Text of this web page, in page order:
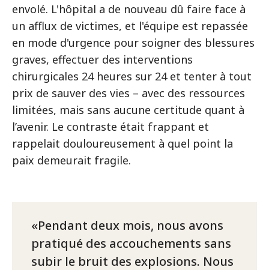
envolé. L'hôpital a de nouveau dû faire face à
un afflux de victimes, et l'équipe est repassée
en mode d'urgence pour soigner des blessures
graves, effectuer des interventions
chirurgicales 24 heures sur 24 et tenter à tout
prix de sauver des vies – avec des ressources
limitées, mais sans aucune certitude quant à
l’avenir. Le contraste était frappant et
rappelait douloureusement à quel point la
paix demeurait fragile.
Pendant deux mois, nous avons
pratiqué des accouchements sans
subir le bruit des explosions. Nous